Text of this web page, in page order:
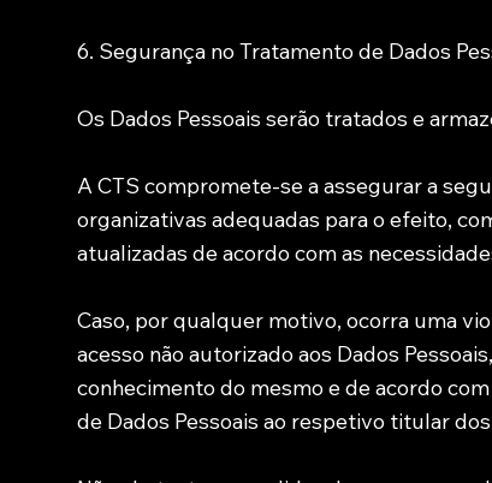
6. Segurança no Tratamento de Dados
Os Dados Pessoais serão tratados e
A CTS compromete-se a assegurar a
organizativas adequadas para o efeito,
atualizadas de acordo com as
Caso, por qualquer motivo, ocorra uma
acesso não autorizado aos Dados
conhecimento do mesmo e de acordo
de Dados Pessoais ao respetivo titular